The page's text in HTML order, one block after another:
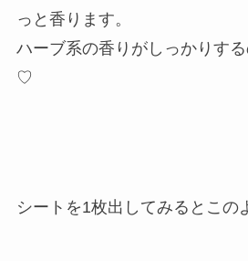
っと香ります。
ハーブ系の香りがしっかりす
♡
シートを1枚出してみるとこの